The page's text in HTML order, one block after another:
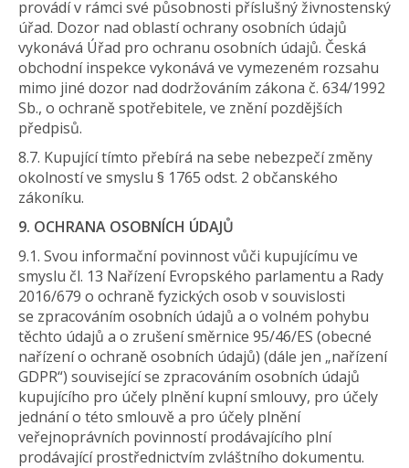
provádí v rámci své působnosti příslušný živnostenský
úřad. Dozor nad oblastí ochrany osobních údajů
vykonává Úřad pro ochranu osobních údajů. Česká
obchodní inspekce vykonává ve vymezeném rozsahu
mimo jiné dozor nad dodržováním zákona č. 634/1992
Sb., o ochraně spotřebitele, ve znění pozdějších
předpisů.
8.7. Kupující tímto přebírá na sebe nebezpečí změny
okolností ve smyslu § 1765 odst. 2 občanského
zákoníku.
9. OCHRANA OSOBNÍCH ÚDAJŮ
9.1. Svou informační povinnost vůči kupujícímu ve
smyslu čl. 13 Nařízení Evropského parlamentu a Rady
2016/679 o ochraně fyzických osob v souvislosti
se zpracováním osobních údajů a o volném pohybu
těchto údajů a o zrušení směrnice 95/46/ES (obecné
nařízení o ochraně osobních údajů) (dále jen „nařízení
GDPR“) související se zpracováním osobních údajů
kupujícího pro účely plnění kupní smlouvy, pro účely
jednání o této smlouvě a pro účely plnění
veřejnoprávních povinností prodávajícího plní
prodávající prostřednictvím zvláštního dokumentu.